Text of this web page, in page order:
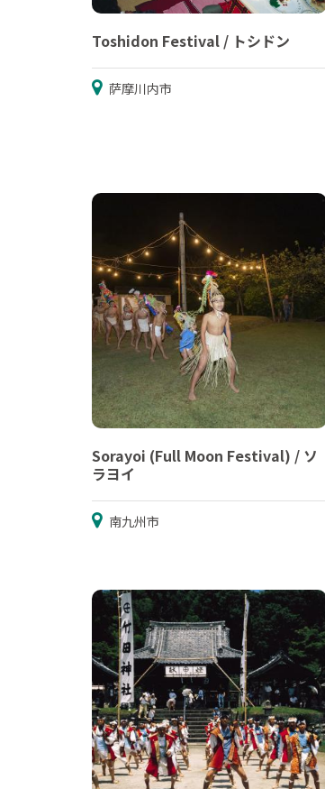
Toshidon Festival / トシドン
萨摩川内市
Sorayoi (Full Moon Festival) / ソ
ラヨイ
南九州市